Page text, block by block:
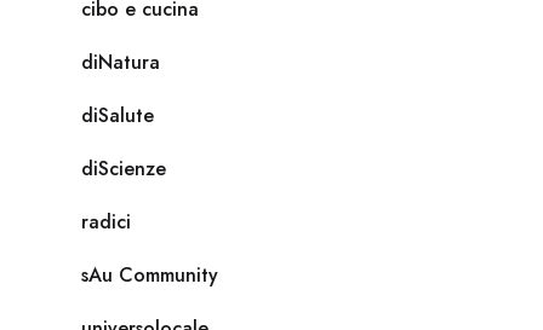
cibo e cucina
diNatura
diSalute
diScienze
radici
sAu Community